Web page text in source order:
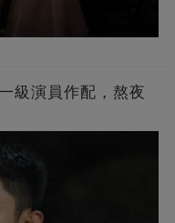
級演員作配，熬夜